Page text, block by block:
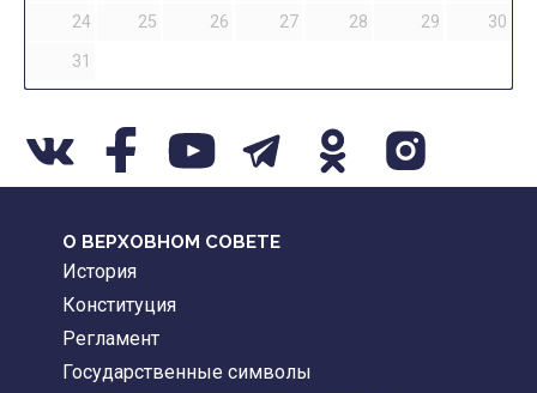
24
25 26 27 28 29
30
31
О ВЕРХОВНОМ СОВЕТЕ
История
Конституция
Регламент
Государственные символы